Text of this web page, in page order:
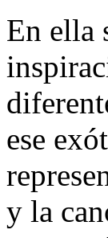
En ella
ese
y la